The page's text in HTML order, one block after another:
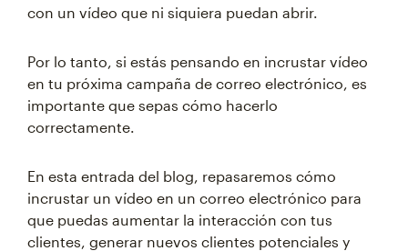
con un vídeo que ni siquiera puedan abrir.
Por lo tanto, si estás pensando en incrustar vídeo
en tu próxima campaña de correo electrónico, es
importante que sepas cómo hacerlo
correctamente.
En esta entrada del blog, repasaremos cómo
incrustar un vídeo en un correo electrónico para
que puedas aumentar la interacción con tus
clientes, generar nuevos clientes potenciales y